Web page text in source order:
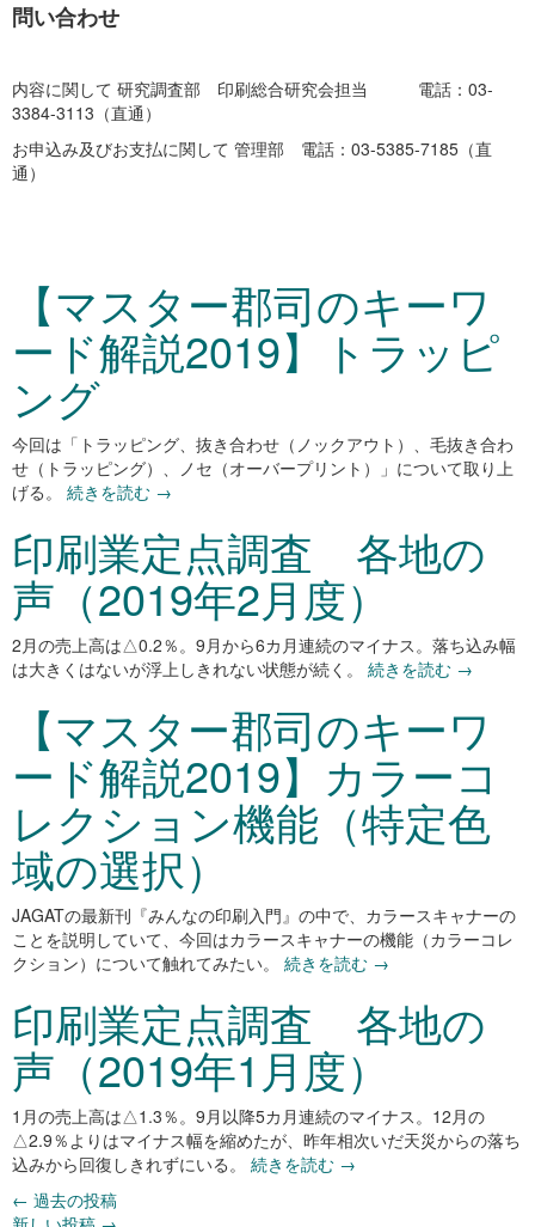
問い合わせ
内容に関して 研究調査部 印刷総合研究会担当 電話：03-
3384-3113（直通）
お申込み及びお支払に関して 管理部 電話：03-5385-7185（直
通）
【マスター郡司のキーワ
ード解説2019】トラッピ
ング
今回は「トラッピング、抜き合わせ（ノックアウト）、毛抜き合わ
せ（トラッピング）、ノセ（オーバープリント）」について取り上
げる。 続きを読む →
印刷業定点調査 各地の
声（2019年2月度）
2月の売上高は△0.2％。9月から6カ月連続のマイナス。落ち込み幅
は大きくはないが浮上しきれない状態が続く。
続きを読む →
【マスター郡司のキーワ
ード解説2019】カラーコ
レクション機能（特定色
域の選択）
JAGATの最新刊『みんなの印刷入門』の中で、カラースキャナーの
ことを説明していて、今回はカラースキャナーの機能（カラーコレ
クション）について触れてみたい。 続きを読む →
印刷業定点調査 各地の
声（2019年1月度）
1 月の売上高は△1.3％。9月以降5カ月連続のマイナス。12月の
△2.9％よりはマイナス幅を縮めたが、昨年相次いだ天災からの落ち
込みから回復しきれずにいる。
続きを読む →
← 過去の投稿